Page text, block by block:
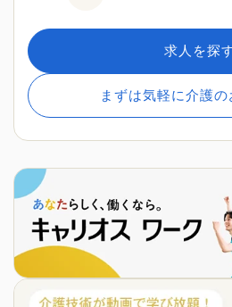
求人を探
まずは気軽に介護